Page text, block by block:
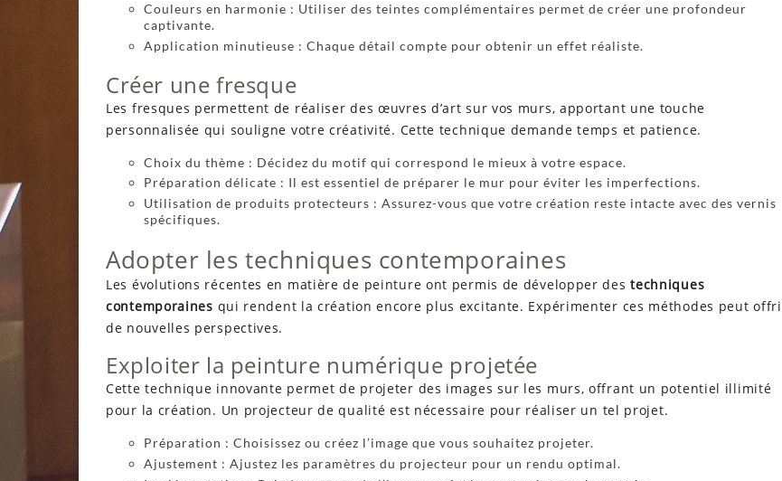
Couleurs en harmonie : Utiliser des teintes complémentaires permet de créer une profondeur
captivante.
Application minutieuse : Chaque détail compte pour obtenir un effet réaliste.
Créer une fresque
Les fresques permettent de réaliser des œuvres d’art sur vos murs, apportant une touche
personnalisée qui souligne votre créativité. Cette technique demande temps et patience.
Choix du thème : Décidez du motif qui correspond le mieux à votre espace.
Préparation délicate : Il est essentiel de préparer le mur pour éviter les imperfections.
Utilisation de produits protecteurs : Assurez-vous que votre création reste intacte avec des vernis
spécifiques.
Adopter les techniques contemporaines
Les évolutions récentes en matière de peinture ont permis de développer destechniques
contemporaines qui rendent la création encore plus excitante. Expérimenter ces méthodes peut
de nouvelles perspectives.
Exploiter la peinture numérique projetée
Cette technique innovante permet de projeter des images sur les murs, offrant un potentiel illimité
pour la création. Un projecteur de qualité est nécessaire pour réaliser un tel projet.
Préparation : Choisissez ou créez l’image que vous souhaitez projeter.
Ajustement : Ajustez les paramètres du projecteur pour un rendu optimal.